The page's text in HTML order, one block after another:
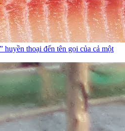
huyền thoại đến tên gọi của cả một